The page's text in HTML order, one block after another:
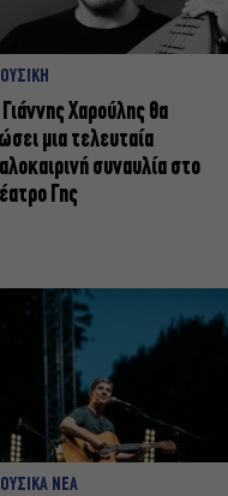
Χαρούλης θα
μια τελευταία
συναυλία στο
Γης
ΝΕΑ